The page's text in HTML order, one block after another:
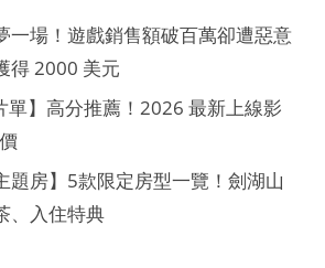
一場！遊戲銷售額破百萬卻遭惡意
得 2000 美元
單】高分推薦！2026 最新上線影
題房】5款限定房型一覽！劍湖山
、入住特典